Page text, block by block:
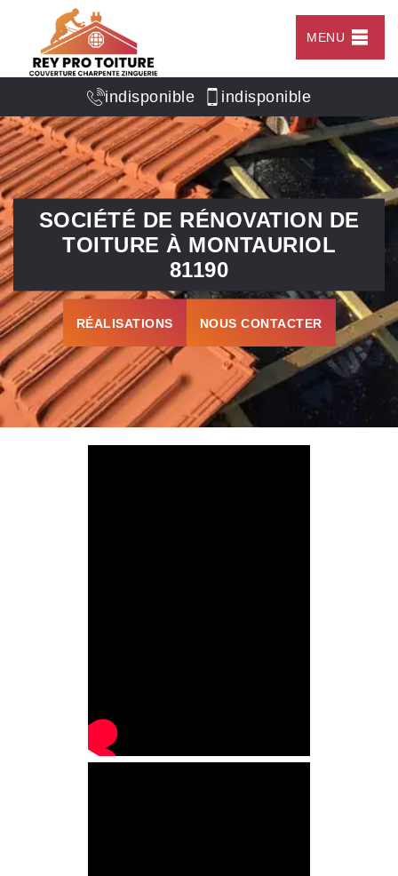
MENU
indisponible indisponible
SOCIÉTÉ DE RÉNOVATION DE
TOITURE À MONTAURIOL
81190
RÉALISATIONS NOUS CONTACTER